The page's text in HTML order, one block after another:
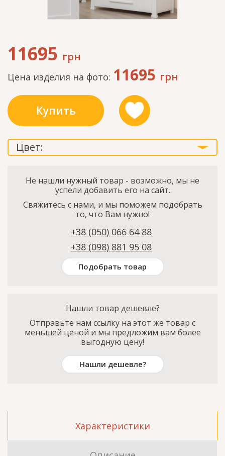
11695 грн
Цена изделия на фото: 11695 грн
Купить
Цвет:
Не нашли нужный товар - возможно, мы не
успели добавить его на сайт.
Свяжитесь с нами, и мы поможем подобрать
то, что Вам нужно!
+38 (050) 066 64 88
+38 (098) 881 95 08
Подобрать товар
Нашли товар дешевле?
Отправьте нам ссылку на этот же товар с
меньшей ценой и мы предложим вам более
выгодную цену!
Нашли дешевле?
Характеристики